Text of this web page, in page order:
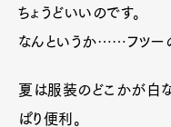
ちょうどいいのです。
なんというか……フツー
夏は服装のどこかが白
ぱり便利。